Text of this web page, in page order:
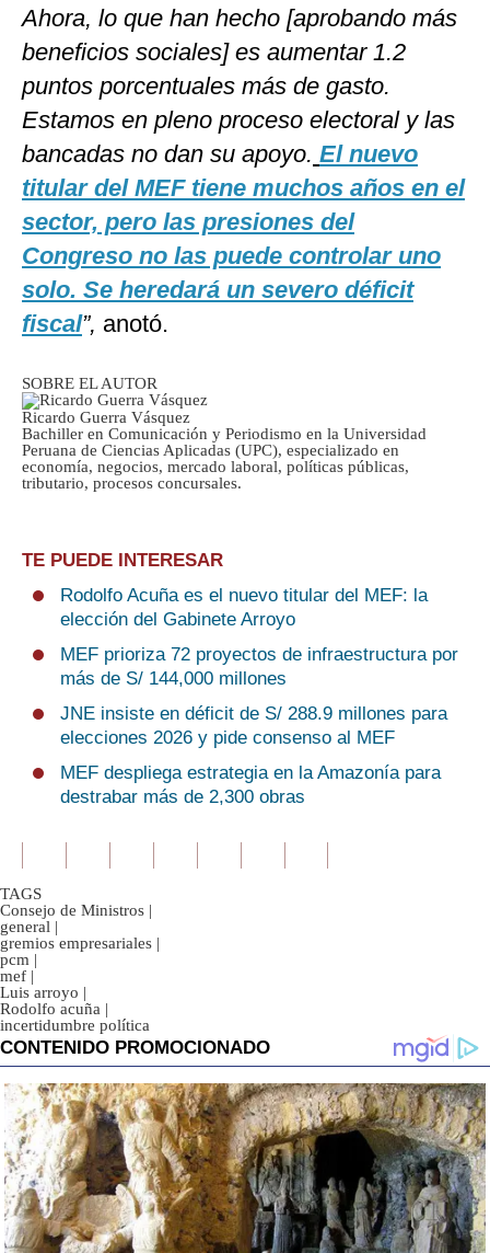
Ahora, lo que han hecho [aprobando más
beneficios sociales] es aumentar 1.2
puntos porcentuales más de gasto.
Estamos en pleno proceso electoral y las
bancadas no dan su apoyo. El nuevo
titular del MEF tiene muchos años en el
sector, pero las presiones del
Congreso no las puede controlar uno
solo. Se heredará un severo déficit
fiscal”, anotó.
SOBRE EL AUTOR
Ricardo Guerra Vásquez
Bachiller en Comunicación y Periodismo en la Universidad
Peruana de Ciencias Aplicadas (UPC), especializado en
economía, negocios, mercado laboral, políticas públicas,
tributario, procesos concursales.
TE PUEDE INTERESAR
Rodolfo Acuña es el nuevo titular del MEF: la
elección del Gabinete Arroyo
MEF prioriza 72 proyectos de infraestructura por
más de S/ 144,000 millones
JNE insiste en déficit de S/ 288.9 millones para
elecciones 2026 y pide consenso al MEF
MEF despliega estrategia en la Amazonía para
destrabar más de 2,300 obras
TAGS
Consejo de Ministros |
general |
gremios empresariales |
pcm |
mef |
Luis arroyo |
Rodolfo acuña |
incertidumbre política